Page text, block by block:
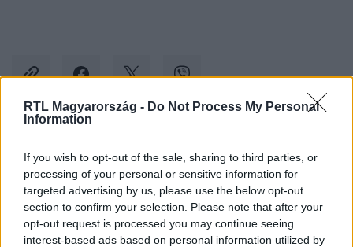
RTL Magyarország - Do Not Process My Personal
Information
If you wish to opt-out of the sale, sharing to third parties, or
processing of your personal or sensitive information for
targeted advertising by us, please use the below opt-out
section to confirm your selection. Please note that after your
opt-out request is processed you may continue seeing
interest-based ads based on personal information utilized by
Facebookon is!
Követem